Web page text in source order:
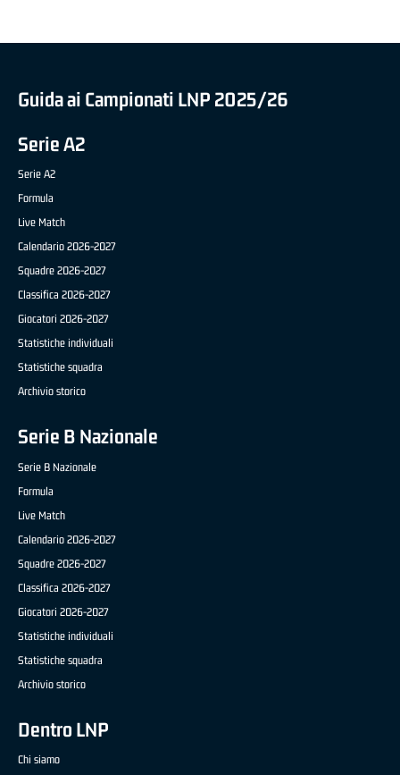
Guida ai Campionati LNP 2025/26
Serie A2
Serie A2
Formula
Live Match
Calendario 2026-2027
Squadre 2026-2027
Classifica 2026-2027
Giocatori 2026-2027
Statistiche individuali
Statistiche squadra
Archivio storico
Serie B Nazionale
Serie B Nazionale
Formula
Live Match
Calendario 2026-2027
Squadre 2026-2027
Classifica 2026-2027
Giocatori 2026-2027
Statistiche individuali
Statistiche squadra
Archivio storico
Dentro LNP
Chi siamo